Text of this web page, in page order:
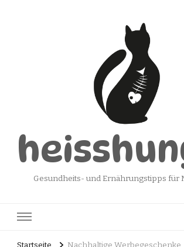
Gesundheits- und Ernährungstipps für
Startseite Nachhaltige Werbegeschenke